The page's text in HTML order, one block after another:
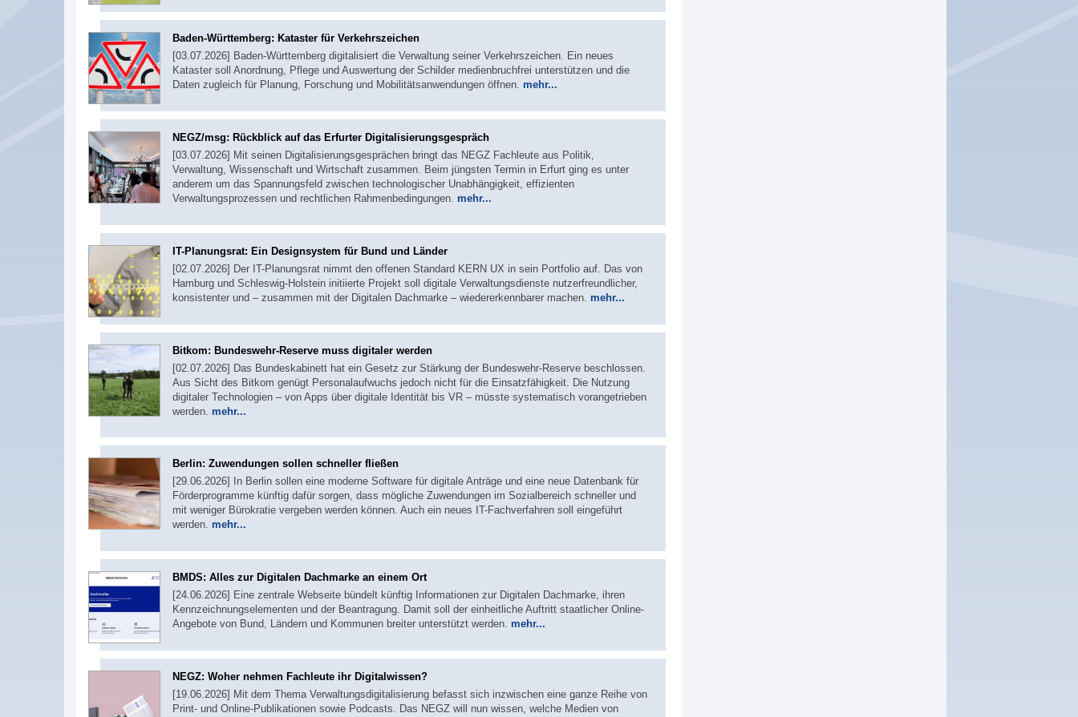
Baden-Württemberg: Kataster für Verkehrszeichen
[03.07.2026] Baden-Württemberg digitalisiert die Verwaltung seiner Verkehrszeichen. Ein neues
Kataster soll Anordnung, Pflege und Auswertung der Schilder medienbruchfrei unterstützen und die
Daten zugleich für Planung, Forschung und Mobilitätsanwendungen öffnen. mehr...
NEGZ/msg: Rückblick auf das Erfurter Digitalisierungsgespräch
[03.07.2026] Mit seinen Digitalisierungsgesprächen bringt das NEGZ Fachleute aus Politik,
Verwaltung, Wissenschaft und Wirtschaft zusammen. Beim jüngsten Termin in Erfurt ging es unter
anderem um das Spannungsfeld zwischen technologischer Unabhängigkeit, effizienten
Verwaltungsprozessen und rechtlichen Rahmenbedingungen. mehr...
IT-Planungsrat: Ein Designsystem für Bund und Länder
[02.07.2026] Der IT-Planungsrat nimmt den offenen Standard KERN UX in sein Portfolio auf. Das von
Hamburg und Schleswig-Holstein initiierte Projekt soll digitale Verwaltungsdienste nutzerfreundlicher,
konsistenter und – zusammen mit der Digitalen Dachmarke – wiedererkennbarer machen. mehr...
Bitkom: Bundeswehr-Reserve muss digitaler werden
[02.07.2026] Das Bundeskabinett hat ein Gesetz zur Stärkung der Bundeswehr-Reserve beschlossen.
Aus Sicht des Bitkom genügt Personalaufwuchs jedoch nicht für die Einsatzfähigkeit. Die Nutzung
digitaler Technologien – von Apps über digitale Identität bis VR – müsste systematisch vorangetrieben
werden. mehr...
Berlin: Zuwendungen sollen schneller fließen
[29.06.2026] In Berlin sollen eine moderne Software für digitale Anträge und eine neue Datenbank für
Förderprogramme künftig dafür sorgen, dass mögliche Zuwendungen im Sozialbereich schneller und
mit weniger Bürokratie vergeben werden können. Auch ein neues IT-Fachverfahren soll eingeführt
werden. mehr...
BMDS: Alles zur Digitalen Dachmarke an einem Ort
[24.06.2026] Eine zentrale Webseite bündelt künftig Informationen zur Digitalen Dachmarke, ihren
Kennzeichnungselementen und der Beantragung. Damit soll der einheitliche Auftritt staatlicher Online-
Angebote von Bund, Ländern und Kommunen breiter unterstützt werden. mehr...
NEGZ: Woher nehmen Fachleute ihr Digitalwissen?
[19.06.2026] Mit dem Thema Verwaltungsdigitalisierung befasst sich inzwischen eine ganze Reihe von
Print- und Online-Publikationen sowie Podcasts. Das NEGZ will nun wissen, welche Medien von